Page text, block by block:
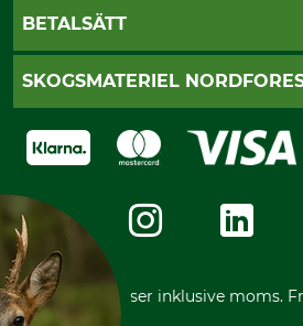
Vanliga frågor
Butik Vansbro
Dataskydd
Ångerrätt
Ångerrätt för din beställning
Reklamationer
Frakter
BETALSÄTT
Klarna
Swish
SKOGSMATERIEL
Om oss
GRUBE-Gruppen
Karriär
Vår personal
Varumärken
Mässor
Instagram TOS
*Alla priser inklusive moms.